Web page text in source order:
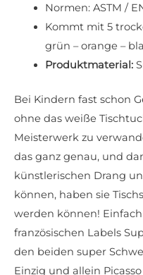
Normen: ASTM /
Kommt mit 5
grün – orange –
Produktmaterial:
Bei Kindern fast schon
ohne das weiße
Meisterwerk zu
das ganz genau, und
künstlerischen Drang
können, haben sie
werden können!
französischen Labels
den beiden super
Einzig und allein